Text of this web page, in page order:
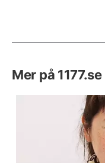
Mer på 1177.se